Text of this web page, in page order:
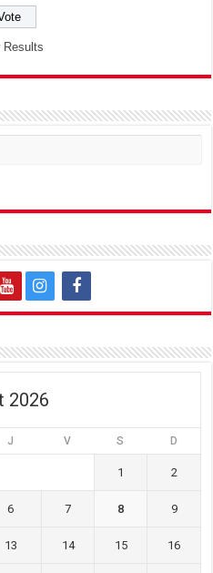
Results
2026
J V S D
1 2
6 7 8 9
13 14 15 16